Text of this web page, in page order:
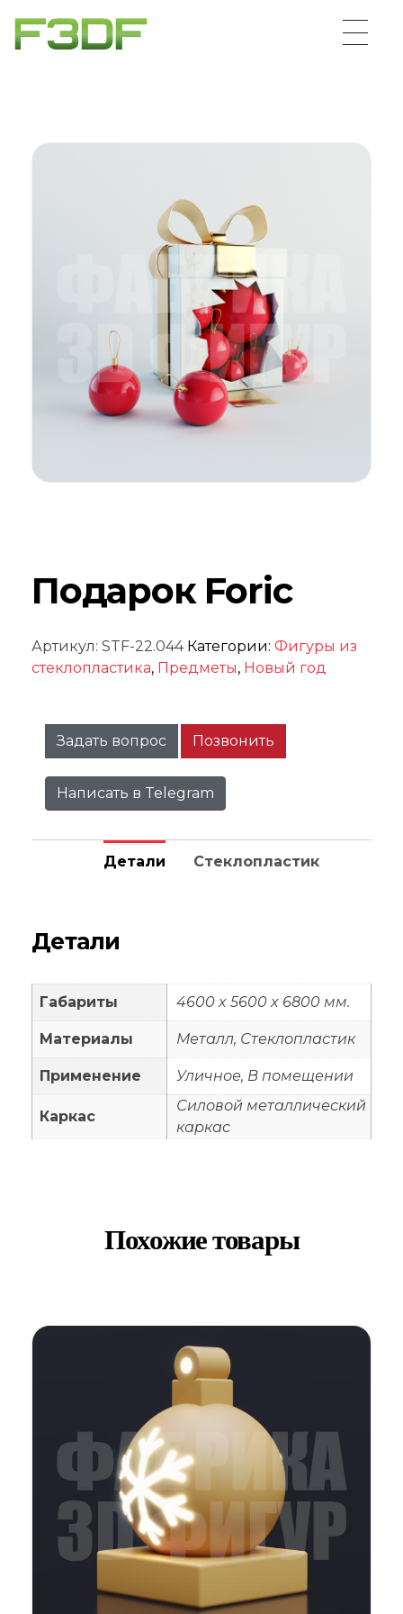
Подарок Foric
Артикул: STF-22.044 Категории: Фигуры из
стеклопластика, Предметы, Новый год
Задать вопрос Позвонить
Написать в Telegram
Детали Стеклопластик
Детали
Габариты 4600 x 5600 x 6800 мм.
Материалы Металл, Стеклопластик
Применение Уличное, В помещении
Каркас
Силовой металлический
каркас
Похожие товары